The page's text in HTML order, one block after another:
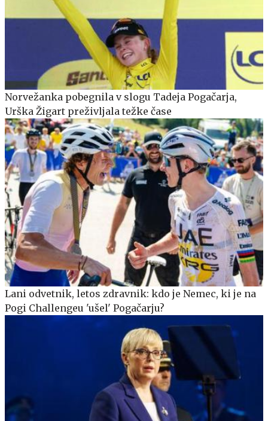
Norvežanka pobegnila v slogu Tadeja Pogačarja,
Urška Žigart preživljala težke čase
Lani odvetnik, letos zdravnik: kdo je Nemec, ki je na
Pogi Challengeu 'ušel' Pogačarju?